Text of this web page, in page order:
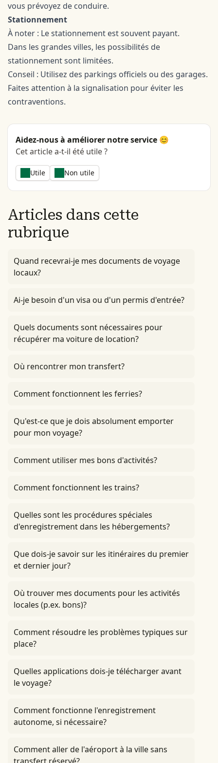
vous prévoyez de conduire.
Stationnement
À noter : Le stationnement est souvent payant.
Dans les grandes villes, les possibilités de
stationnement sont limitées.
Conseil : Utilisez des parkings officiels ou des garages.
Faites attention à la signalisation pour éviter les
contraventions.
Aidez-nous à améliorer notre service 😊
Cet article a-t-il été utile ?
Utile Non utile
Articles dans cette
rubrique
Quand recevrai-je mes documents de voyage
locaux?
Ai-je besoin d'un visa ou d'un permis d'entrée?
Quels documents sont nécessaires pour
récupérer ma voiture de location?
Où rencontrer mon transfert?
Comment fonctionnent les ferries?
Qu'est-ce que je dois absolument emporter
pour mon voyage?
Comment utiliser mes bons d'activités?
Comment fonctionnent les trains?
Quelles sont les procédures spéciales
d'enregistrement dans les hébergements?
Que dois-je savoir sur les itinéraires du premier
et dernier jour?
Où trouver mes documents pour les activités
locales (p.ex. bons)?
Comment résoudre les problèmes typiques sur
place?
Quelles applications dois-je télécharger avant
le voyage?
Comment fonctionne l'enregistrement
autonome, si nécessaire?
Comment aller de l'aéroport à la ville sans